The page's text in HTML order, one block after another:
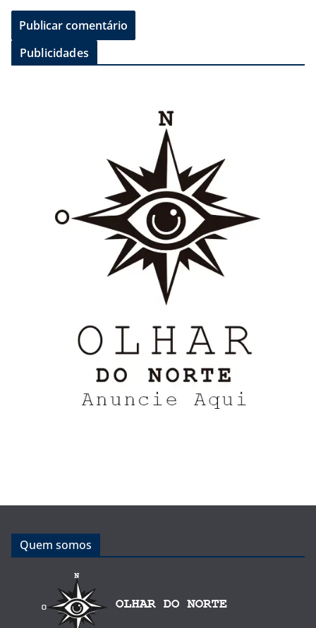
Publicidades
Quem somos